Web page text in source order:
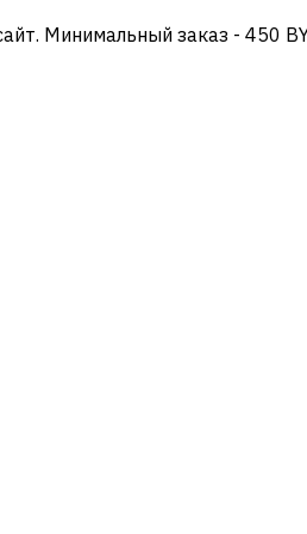
Минимальный заказ - 450